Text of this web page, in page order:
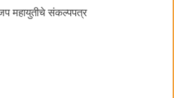
महायुतीचे संकल्पपत्र